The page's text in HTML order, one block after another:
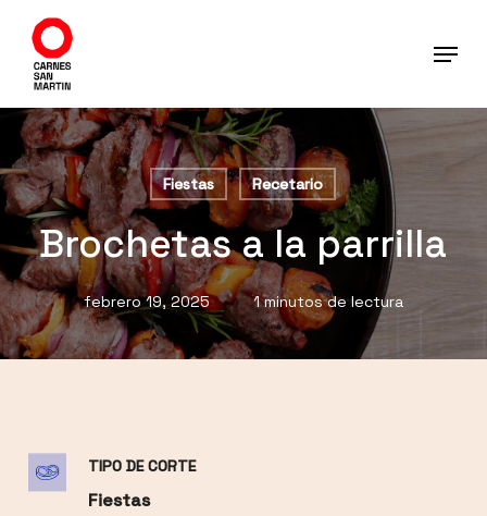
contenido
principal
Fiestas Recetario
Brochetas a la parrilla
febrero 19, 2025 1 minutos de lectura
TIPO DE CORTE
Fiestas